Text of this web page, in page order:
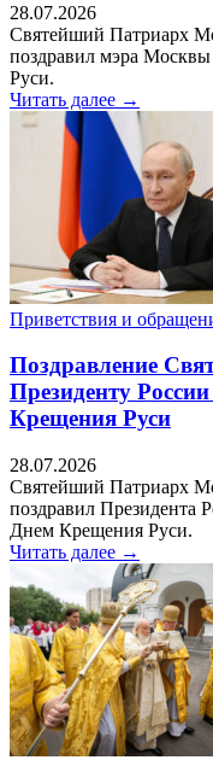
28.07.2026
Святейший Патриарх
поздравил мэра
Руси.
Читать далее →
Приветствия и
Поздравление
Президенту
Крещения Руси
28.07.2026
Святейший Патриарх
поздравил Президента
Днем Крещения Руси.
Читать далее →